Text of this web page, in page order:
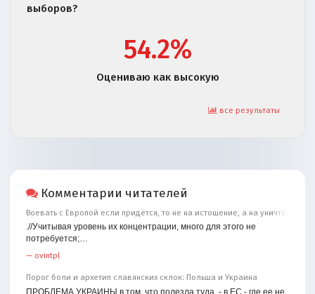
выборов?
54.2%
Оцениваю как высокую
все результаты
Комментарии читателей
Воевать с Европой если придётся, то не на истощение, а на уничтожение
.//Учитывая уровень их концентрации, много для этого не
потребуется;…
— ovintpl
Порог боли и архетип славянских склок: Польша и Украина
ПРОБЛЕМА УКРАИНЫ в том, что полезла туда, - в ЕС - где ее не